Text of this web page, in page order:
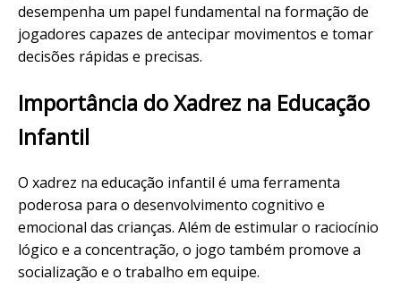
desempenha um papel fundamental na formação de
jogadores capazes de antecipar movimentos e tomar
decisões rápidas e precisas.
Importância do Xadrez na Educação
Infantil
O xadrez na educação infantil é uma ferramenta
poderosa para o desenvolvimento cognitivo e
emocional das crianças. Além de estimular o raciocínio
lógico e a concentração, o jogo também promove a
socialização e o trabalho em equipe.